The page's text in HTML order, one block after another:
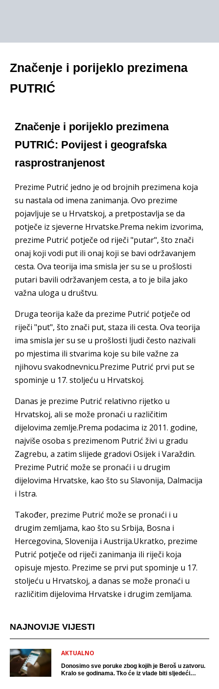
Značenje i porijeklo prezimena
PUTRIĆ
Značenje i porijeklo prezimena
PUTRIĆ: Povijest i geografska
rasprostranjenost
Prezime Putrić jedno je od brojnih prezimena koja
su nastala od imena zanimanja. Ovo prezime
pojavljuje se u Hrvatskoj, a pretpostavlja se da
potječe iz sjeverne Hrvatske.Prema nekim izvorima,
prezime Putrić potječe od riječi "putar", što znači
onaj koji vodi put ili onaj koji se bavi održavanjem
cesta. Ova teorija ima smisla jer su se u prošlosti
putari bavili održavanjem cesta, a to je bila jako
važna uloga u društvu.
Druga teorija kaže da prezime Putrić potječe od
riječi "put", što znači put, staza ili cesta. Ova teorija
ima smisla jer su se u prošlosti ljudi često nazivali
po mjestima ili stvarima koje su bile važne za
njihovu svakodnevnicu.Prezime Putrić prvi put se
spominje u 17. stoljeću u Hrvatskoj.
Danas je prezime Putrić relativno rijetko u
Hrvatskoj, ali se može pronaći u različitim
dijelovima zemlje.Prema podacima iz 2011. godine,
najviše osoba s prezimenom Putrić živi u gradu
Zagrebu, a zatim slijede gradovi Osijek i Varaždin.
Prezime Putrić može se pronaći i u drugim
dijelovima Hrvatske, kao što su Slavonija, Dalmacija
i Istra.
Također, prezime Putrić može se pronaći i u
drugim zemljama, kao što su Srbija, Bosna i
Hercegovina, Slovenija i Austrija.Ukratko, prezime
Putrić potječe od riječi zanimanja ili riječi koja
opisuje mjesto. Prezime se prvi put spominje u 17.
stoljeću u Hrvatskoj, a danas se može pronaći u
različitim dijelovima Hrvatske i drugim zemljama.
NAJNOVIJE VIJESTI
AKTUALNO
Donosimo sve poruke zbog kojih je Beroš u zatvoru.
Kralo se godinama. Tko će iz vlade biti sljedeći